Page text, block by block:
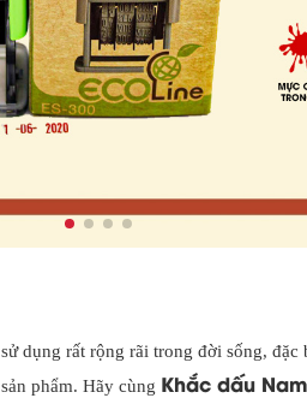
dụng rất rộng rãi trong đời sống,
phẩm. Hãy cùng Khắc dấu